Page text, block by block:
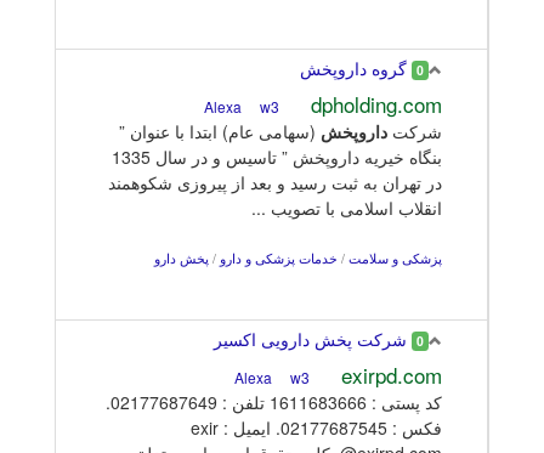
0 گروه داروپخش
dpholding.com
w3
شرکت داروپخش (سهامی عام) ابتدا با عنوان ”
بنگاه خیریه داروپخش ” تاسیس و در سال 1335
در تهران به ثبت رسید و بعد از پیروزی شکوهمند
انقلاب اسلامی با تصویب ...
پزشکی و سلامت / خدمات پزشکی و دارو / پخش دارو
0 شرکت پخش دارویی اکسیر
exirpd.com
w3
کد پستی : 1611683666 تلفن : 02177687649.
فکس : 02177687545. ایمیل : exir